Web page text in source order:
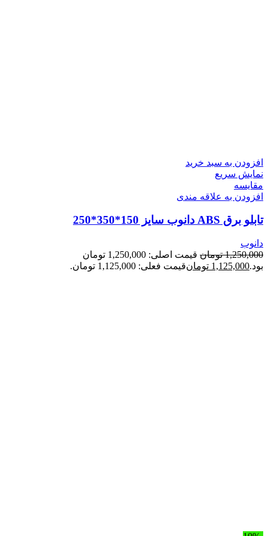
افزودن به سبد خرید
نمایش سریع
مقايسه
افزودن به علاقه مندی
تابلو برق ABS دانوب سایز 150*350*250
دانوب
1,250,000 تومان
قیمت اصلی: 1,250,000 تومان
بود.1,125,000 تومانقیمت فعلی: 1,125,000 تومان.